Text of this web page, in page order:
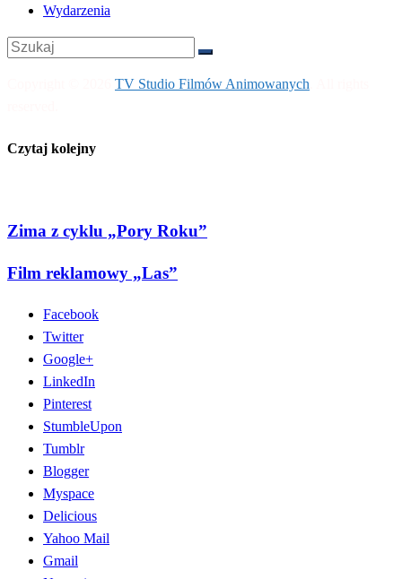
Wydarzenia
TV Studio Filmów Animowanych
Czytaj kolejny
Zima z cyklu „Pory Roku”
Film reklamowy „Las”
Facebook
Twitter
Google+
LinkedIn
Pinterest
StumbleUpon
Tumblr
Blogger
Myspace
Delicious
Yahoo Mail
Gmail